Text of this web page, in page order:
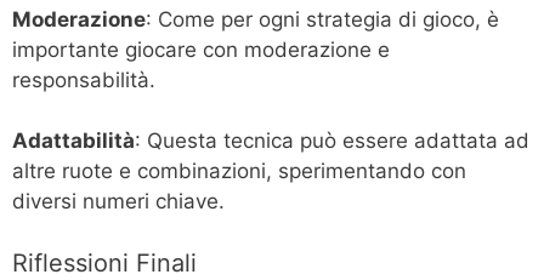
Moderazione: Come per ogni strategia di gioco, è
importante giocare con moderazione e
responsabilità.
Adattabilità: Questa tecnica può essere adattata ad
altre ruote e combinazioni, sperimentando con
diversi numeri chiave.
Riflessioni Finali